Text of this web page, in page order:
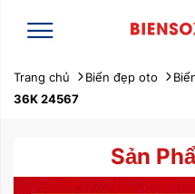
Trang chủ Biển đẹp oto
36K 24567
Sản